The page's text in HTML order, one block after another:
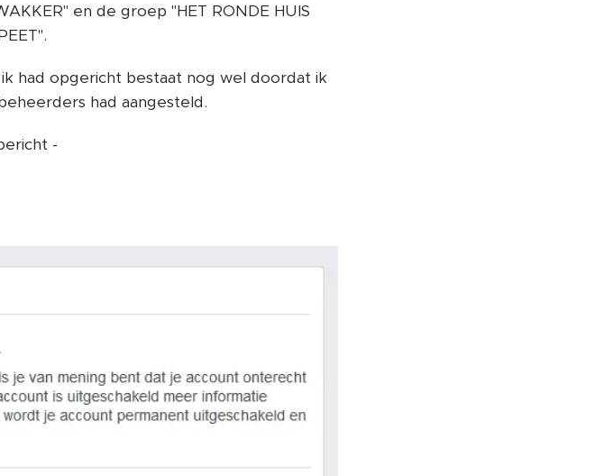
en de groep "HET RONDE HUIS
had opgericht bestaat nog wel doordat ik
had aangesteld.
-